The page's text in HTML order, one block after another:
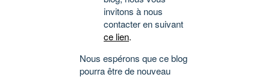
invitons à nous
contacter en suivant
ce lien.
Nous espérons que ce blog
pourra être de nouveau